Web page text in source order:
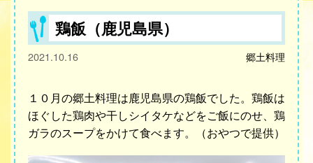
鶏飯（鹿児島県）
2021.10.16 郷土料理
１０月の郷土料理は鹿児島県の鶏飯でした。鶏飯は
ほぐした鶏肉や干しシイタケなどをご飯にのせ、鶏
ガラのスープをかけて食べます。（おやつで提供）
給食室だより
あゆみギャラリー
プライバシーポリシー